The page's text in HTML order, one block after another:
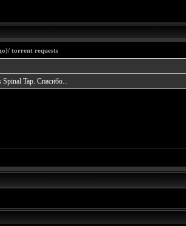
torrent requests
Tap. Спасибо...